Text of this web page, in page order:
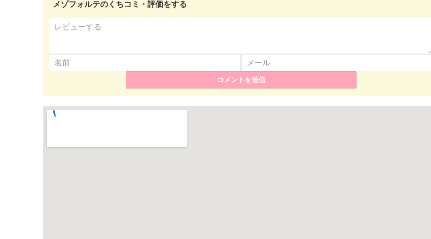
メゾフォルテのくちコミ・評価をする